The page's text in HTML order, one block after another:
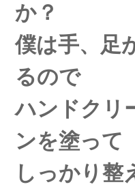
か？
僕は手、足
るので
ハンドクリ
ンを塗って
しっかり整